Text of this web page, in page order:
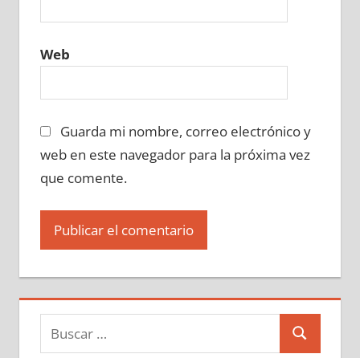
Web
Guarda mi nombre, correo electrónico y
web en este navegador para la próxima vez
que comente.
Buscar